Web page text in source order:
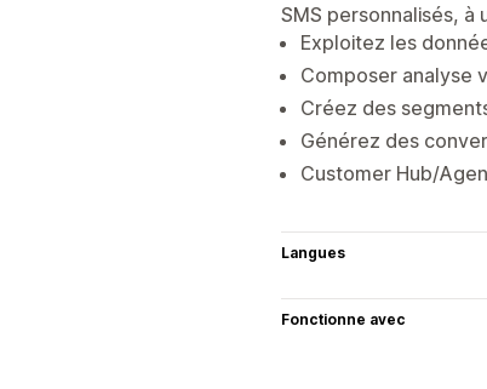
SMS personnalisés, à
Exploitez les
Composer analyse
Créez des
Générez des
Customer Hub/
Langues
Fonctionne avec